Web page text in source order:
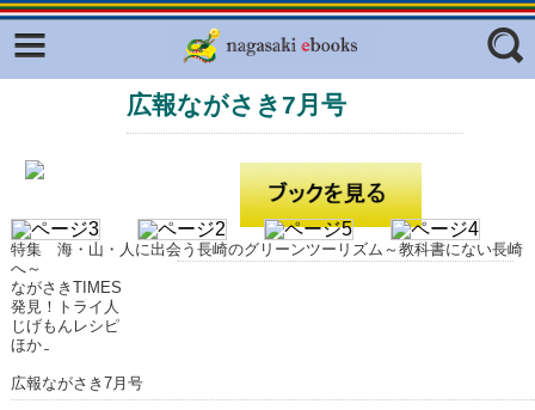
フリーワード
ジャンル
広報ながさき7月号
特集 海・山・人に出会う長崎のグリーンツーリズム～教科書にない長崎
へ～
ながさきTIMES
発見！トライ人
じげもんレシピ
ほか
広報ながさき7月号
Facebook
ふくいろキラリプロジェクト
ラリー（TOKYO Brochures）
はじめてご利用される方へ
コンテンツ
広報誌ナビ
明治日本の産業革命遺産